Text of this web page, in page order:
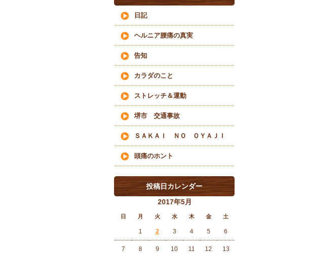
日記
ヘルニア腰痛の真実
告知
カラダのこと
ストレッチ＆運動
堺市 交通事故
ＳＡＫＡＩ ＮＯ ＯＹＡＪＩ
頭痛のホント
投稿日カレンダー
2017年5月
日 月 火 水 木 金 土
1 2 3 4 5 6
7 8 9 10 11 12 13